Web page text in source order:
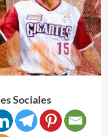
Sociales